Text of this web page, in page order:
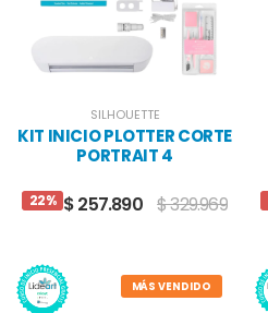
SILHOUETTE
KIT INICIO PLOTTER CORTE
PORTRAIT 4
22% $ 257.890 $ 329.969
MÁS VENDIDO